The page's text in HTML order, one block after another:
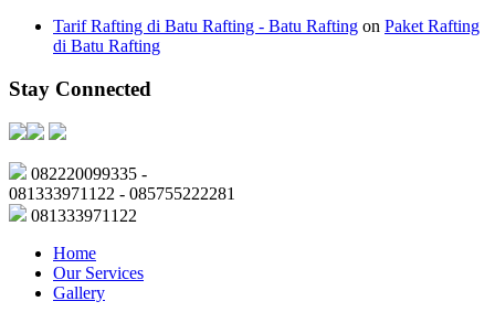
Tarif Rafting di Batu Rafting - Batu Rafting on Paket Rafting
di Batu Rafting
Stay Connected
082220099335 -
081333971122 - 085755222281
081333971122
Home
Our Services
Gallery